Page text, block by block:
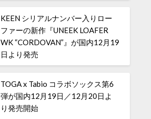
KEEN シリアルナンバー入りロー
ファーの新作『UNEEK LOAFER
WK “CORDOVAN”』が国内12月19
日より発売
TOGA x Tabio コラボソックス第6
弾が国内12月19日／12月20日よ
り発売開始